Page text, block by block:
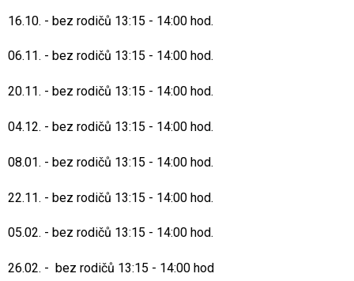
16.10. - bez rodičů 13:15 - 14:00 hod.
06.11. - bez rodičů 13:15 - 14:00 hod.
20.11. - bez rodičů 13:15 - 14:00 hod.
04.12. - bez rodičů 13:15 - 14:00 hod.
08.01. - bez rodičů 13:15 - 14:00 hod.
22.11. - bez rodičů 13:15 - 14:00 hod.
05.02. - bez rodičů 13:15 - 14:00 hod.
26.02. - bez rodičů 13:15 - 14:00 hod